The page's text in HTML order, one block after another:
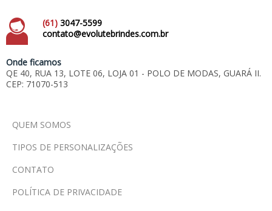
(61) 3047-5599
contato@evolutebrindes.com.br
Onde ficamos
QE 40, RUA 13, LOTE 06, LOJA 01 - POLO DE MODAS, GUARÁ II.
CEP: 71070-513
QUEM SOMOS
TIPOS DE PERSONALIZAÇÕES
CONTATO
POLÍTICA DE PRIVACIDADE